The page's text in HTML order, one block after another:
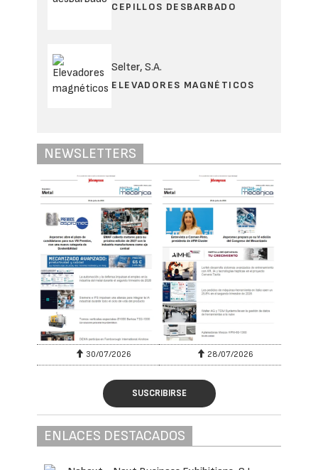
CEPILLOS DESBARBADO
Selter, S.A.
ELEVADORES MAGNÉTICOS
NEWSLETTERS
30/07/2026 28/07/2026
SUSCRIBIRSE
ENLACES DESTACADOS